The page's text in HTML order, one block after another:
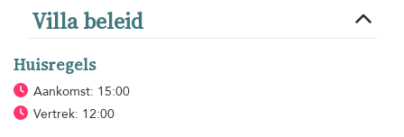
Villa beleid
Huisregels
Aankomst: 15:00
Vertrek: 12:00